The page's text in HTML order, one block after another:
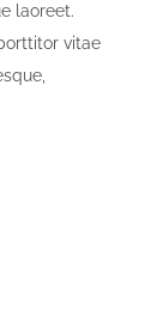
laoreet.
vitae